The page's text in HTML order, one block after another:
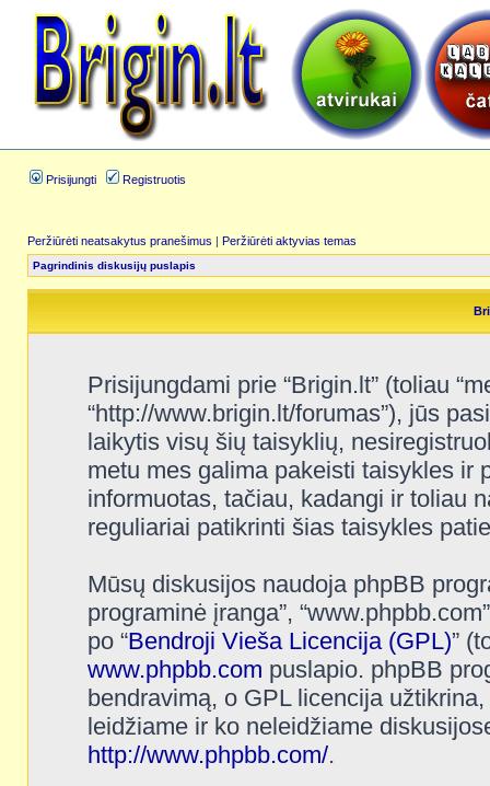
Prisijungti Registruotis
Peržiūrėti neatsakytus pranešimus | Peržiūrėti aktyvias temas
Pagrindinis diskusijų puslapis
Prisijungdami prie “Brigin.lt” (toliau
“http://www.brigin.lt/forumas”), jūs
laikytis visų šių taisyklių,
metu mes galima pakeisti taisykles ir
informuotas, tačiau, kadangi ir toliau
reguliariai patikrinti šias taisykles
Mūsų diskusijos naudoja phpBB
programinė įranga”,
po “Bendroji Vieša Licencija (GPL)”
www.phpbb.com puslapio. phpBB
bendravimą, o GPL licencija
leidžiame ir ko neleidžiame
http://www.phpbb.com/.